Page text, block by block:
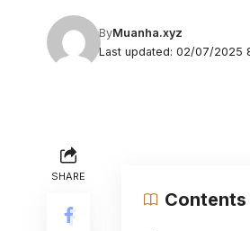
Last updated: 02/07/2025
ByMuanha.xyz
SHARE
Contents